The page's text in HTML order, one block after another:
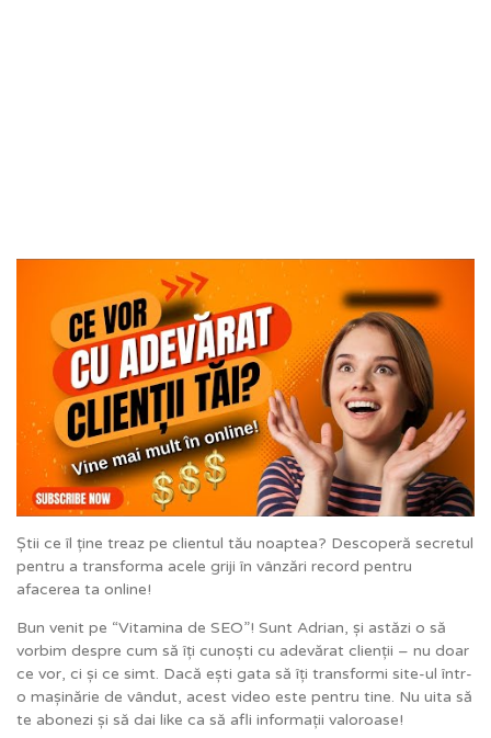
Știi ce îl ține treaz pe clientul tău noaptea? Descoperă secretul
pentru a transforma acele griji în vânzări record pentru
afacerea ta online!
Bun venit pe “Vitamina de SEO”! Sunt Adrian, și astăzi o să
vorbim despre cum să îți cunoști cu adevărat clienții – nu doar
ce vor, ci și ce simt. Dacă ești gata să îți transformi site-ul într-
o mașinărie de vândut, acest video este pentru tine. Nu uita să
te abonezi și să dai like ca să afli informații valoroase!